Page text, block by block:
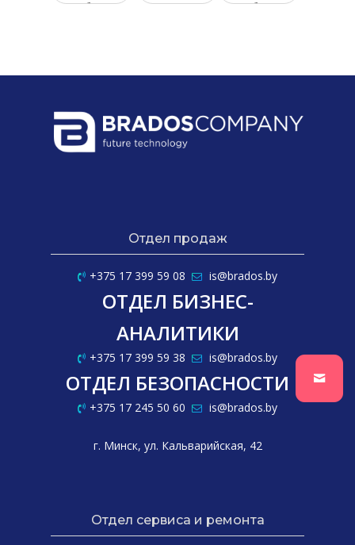
робота
виртуа
обучен
промы
шленно
го
роботи
ной и
ческой
обрабо
Отдел продаж
+375 17 399 59 08 is@brados.by
ОТДЕЛ БИЗНЕС-
АНАЛИТИКИ
+375 17 399 59 38 is@brados.by
ОТДЕЛ БЕЗОПАСНОСТИ
+375 17 245 50 60 is@brados.by
г. Минск, ул. Кальварийская, 42
Отдел сервиса и ремонта